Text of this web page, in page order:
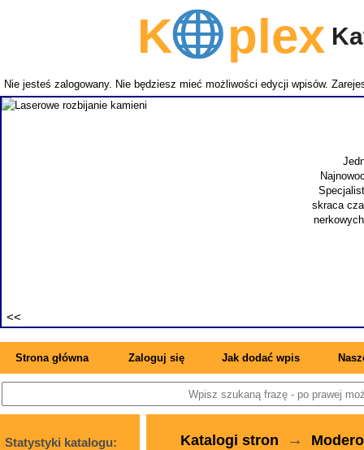
Kplex
Nie jesteś zalogowany. Nie będziesz mieć możliwości edycji wpisów.
skraca
Strona główna Zaloguj się Jak dodać wpis
Statystyki katalogu: Katalogi stron →